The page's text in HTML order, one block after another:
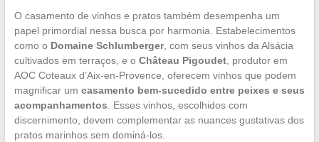
O casamento de vinhos e pratos também desempenha um
papel primordial nessa busca por harmonia. Estabelecimentos
como o Domaine Schlumberger, com seus vinhos da Alsácia
cultivados em terraços, e o Château Pigoudet, produtor em
AOC Coteaux d’Aix-en-Provence, oferecem vinhos que podem
magnificar um casamento bem-sucedido entre peixes e seus
acompanhamentos . Esses vinhos, escolhidos com
discernimento, devem complementar as nuances gustativas dos
pratos marinhos sem dominá-los.